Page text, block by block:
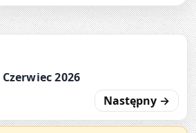
Czerwiec 2026
Następny →